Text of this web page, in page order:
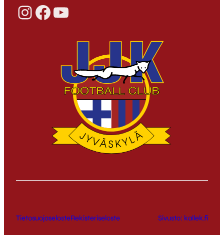
InstagramFacebook YouTube
TietosuojaselosteRekisteriseloste Sivusto: kallek.fi